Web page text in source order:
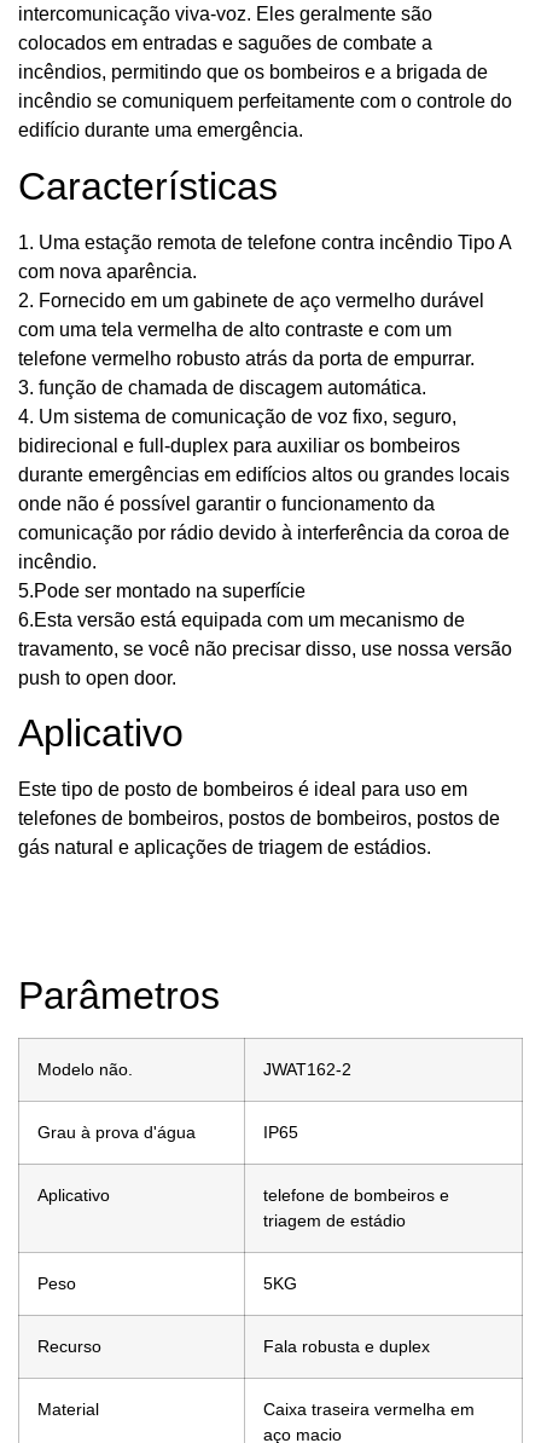
intercomunicação viva-voz. Eles geralmente são
colocados em entradas e saguões de combate a
incêndios, permitindo que os bombeiros e a brigada de
incêndio se comuniquem perfeitamente com o controle do
edifício durante uma emergência.
Características
1. Uma estação remota de telefone contra incêndio Tipo A
com nova aparência.
2. Fornecido em um gabinete de aço vermelho durável
com uma tela vermelha de alto contraste e com um
telefone vermelho robusto atrás da porta de empurrar.
3. função de chamada de discagem automática.
4. Um sistema de comunicação de voz fixo, seguro,
bidirecional e full-duplex para auxiliar os bombeiros
durante emergências em edifícios altos ou grandes locais
onde não é possível garantir o funcionamento da
comunicação por rádio devido à interferência da coroa de
incêndio.
5.Pode ser montado na superfície
6.Esta versão está equipada com um mecanismo de
travamento, se você não precisar disso, use nossa versão
push to open door.
Aplicativo
Este tipo de posto de bombeiros é ideal para uso em
telefones de bombeiros, postos de bombeiros, postos de
gás natural e aplicações de triagem de estádios.
Parâmetros
Modelo não. JWAT162-2
Grau à prova d'água IP65
Aplicativo
telefone de bombeiros e
triagem de estádio
Peso 5KG
Recurso Fala robusta e duplex
Material
Caixa traseira vermelha em
aço macio